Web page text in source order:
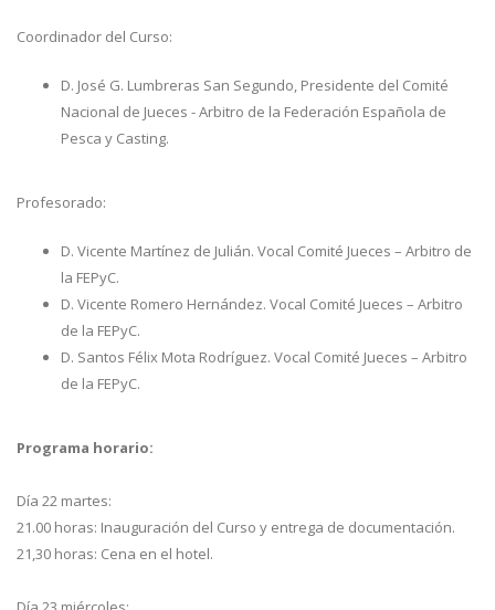
Coordinador del Curso:
D. José G. Lumbreras San Segundo, Presidente del Comité
Nacional de Jueces - Arbitro de la Federación Española de
Pesca y Casting.
Profesorado:
D. Vicente Martínez de Julián. Vocal Comité Jueces – Arbitro de
la FEPyC.
D. Vicente Romero Hernández. Vocal Comité Jueces – Arbitro
de la FEPyC.
D. Santos Félix Mota Rodríguez. Vocal Comité Jueces – Arbitro
de la FEPyC.
Programa horario:
Día 22 martes:
21.00 horas: Inauguración del Curso y entrega de documentación.
21,30 horas: Cena en el hotel.